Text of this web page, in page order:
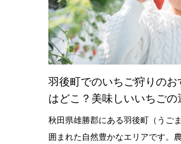
羽後町でのいちご狩りのお
はどこ？美味しいいちごの
秋田県雄勝郡にある羽後町（うご
囲まれた自然豊かなエリアです。